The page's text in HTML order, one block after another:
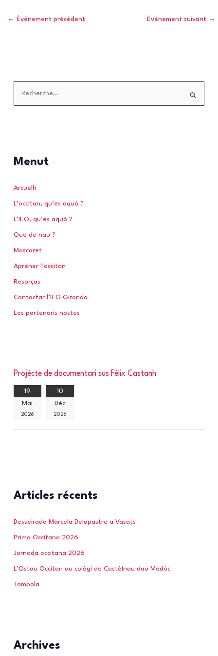
← Évènement précédent Évènement suivant →
r
h
e
Menut
Arcuelh
L’occitan, qu’es aquò ?
L’IEO, qu’es aquò ?
Que de nau ?
Mascaret
Apréner l’occitan
Resorças
Contactar l’IEO Gironda
Los partenaris nostes
Projècte de documentari sus Fèlix Castanh
19
Mai
2026
10
Déc
2026
Articles récents
Desseirada Marcela Delapastre a Vasats
Prima Occitana 2026
Jornada occitana 2026
L’Ostau Occitan au colègi de Castèlnau dau Medòc
Tombola
Archives